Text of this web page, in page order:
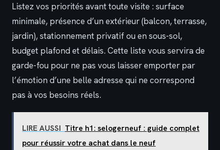
Listez vos priorités avant toute visite : surface
minimale, présence d’un extérieur (balcon, terrasse,
jardin), stationnement privatif ou en sous-sol,
budget plafond et délais. Cette liste vous servira de
garde-fou pour ne pas vous laisser emporter par
l’émotion d’une belle adresse qui ne correspond
pas à vos besoins réels.
LIRE AUSSI Titre h1: selogerneuf : guide complet
pour réussir votre achat dans le neuf